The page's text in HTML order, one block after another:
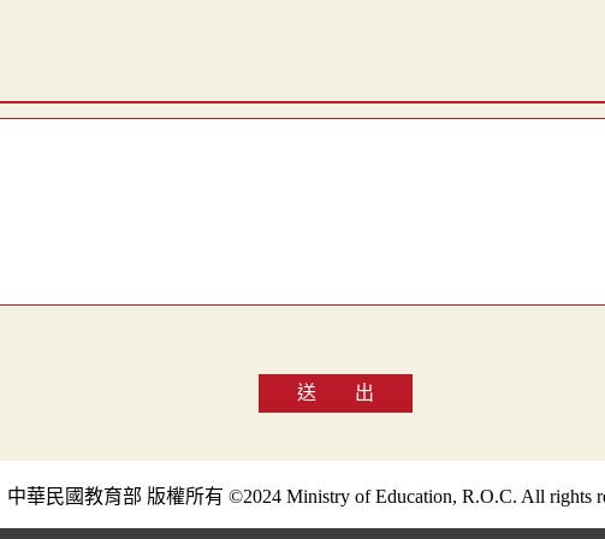
送 出
中華民國教育部 版權所有 ©2024 Ministry of Education, R.O.C. All rights